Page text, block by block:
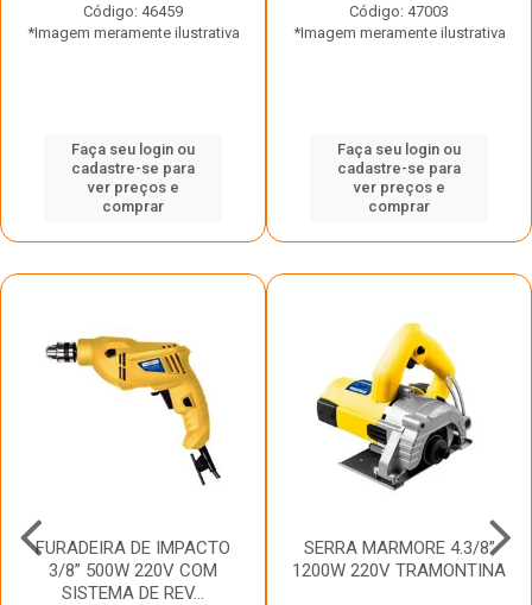
Código: 46459
*Imagem meramente ilustrativa
Faça seu login ou
cadastre-se para
ver preços e
comprar
Código: 47003
*Imagem meramente ilustrativa
Faça seu login ou
cadastre-se para
ver preços e
comprar
FURADEIRA DE IMPACTO
3/8” 500W 220V COM
SISTEMA DE REV...
SERRA MARMORE 4.3/8”
1200W 220V TRAMONTINA